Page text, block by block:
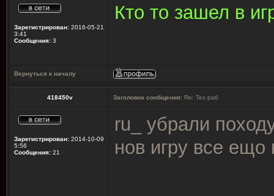
Зарегистрирован: 2016-05-21
3:41
Сообщения: 3
Кто то зашел в
Вернуться к началу
418450v Заголовок сообщения: Re: Тех раб
Зарегистрирован: 2014-10-09
5:56
Сообщения: 21
ru_ убрали
нов игру все ещо